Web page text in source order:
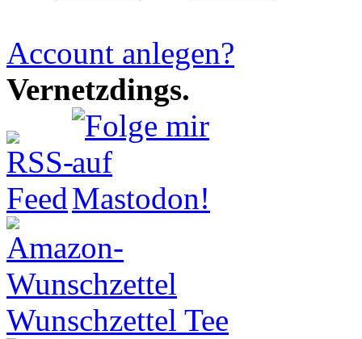
Account anlegen?
Vernetzdings.
Wunschzettel Tee